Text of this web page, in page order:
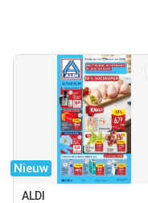
Nieuw
ALDI